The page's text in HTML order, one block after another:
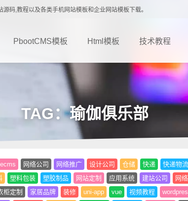
码,教程以及各类手机网站模板和企业网站模板下载。
PbootCMS模板 Html模板 技术教程
TAG：瑜伽俱乐部
网络公司 网络推广 设计公司 仓储 快递 快递物流
塑料包装 塑胶制品 网站定制 应用系统 建站公司 网
柜定制 家居品牌 装修 uni-app vue 视频教程